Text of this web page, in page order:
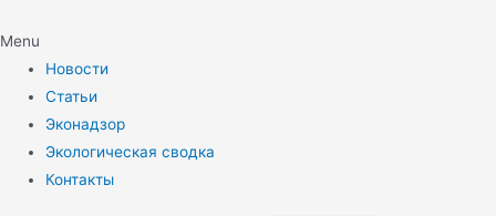
Menu
Новости
Статьи
Эконадзор
Экологическая сводка
Контакты